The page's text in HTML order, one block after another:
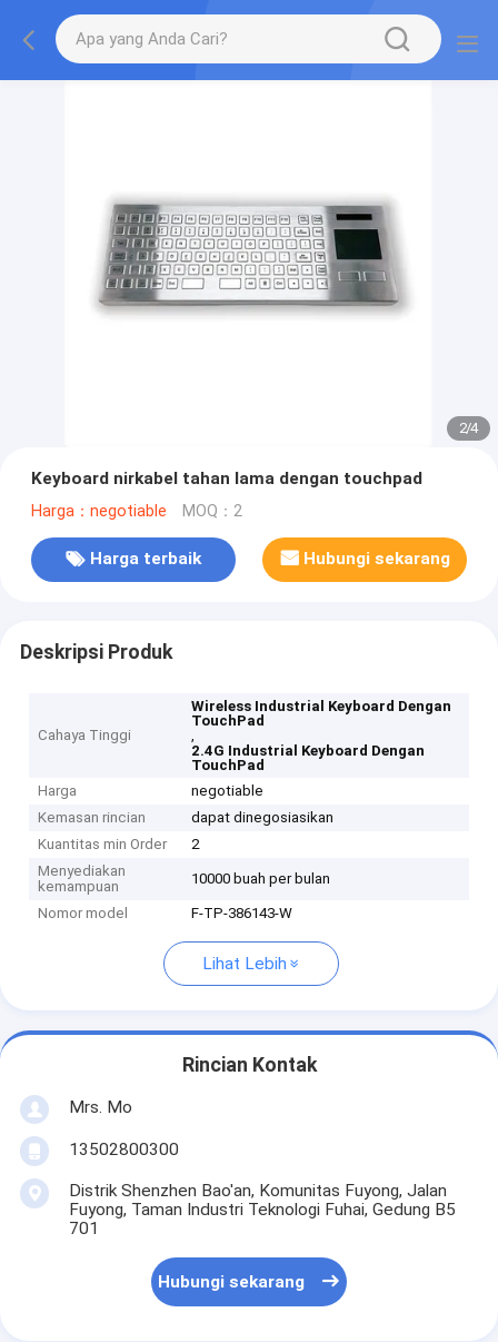
2/4
Keyboard nirkabel tahan lama dengan touchpad
Harga：negotiable MOQ：2
Harga terbaik Hubungi sekarang
Deskripsi Produk
Cahaya Tinggi
Wireless Industrial Keyboard Dengan
TouchPad
,
2.4G Industrial Keyboard Dengan
TouchPad
Harga
negotiable
Kemasan rincian
dapat dinegosiasikan
Kuantitas min Order
2
Menyediakan
kemampuan
10000 buah per bulan
Nomor model F-TP-386143-W
Lihat Lebih
Rincian Kontak
Mrs. Mo
13502800300
Distrik Shenzhen Bao'an, Komunitas Fuyong, Jalan
Fuyong, Taman Industri Teknologi Fuhai, Gedung B5
701
Hubungi sekarang